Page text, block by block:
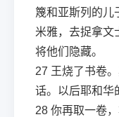
篾和亚斯列的儿
米雅，去捉拿文
将他们隐藏。
27 王烧了书卷
话。以后耶和华
28 你再取一卷